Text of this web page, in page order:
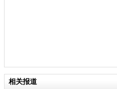
相关报道